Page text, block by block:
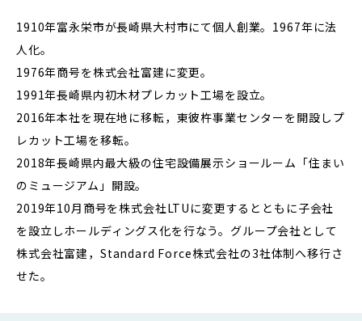
1910年富永栄市が長崎県大村市にて個人創業。1967年に法
人化。
1976年商号を株式会社富建に変更。
1991年長崎県内初木材プレカット工場を設立。
2016年本社を現在地に移転，東彼杵事業センターを開設しプ
レカット工場を移転。
2018年長崎県内最大級の住宅設備展示ショールーム「住まい
のミュージアム」開設。
2019年10月商号を株式会社LTUに変更するとともに子会社
を設立しホールディングス化を行なう。グループ会社として
株式会社富建，Standard Force株式会社の3社体制へ移行さ
せた。